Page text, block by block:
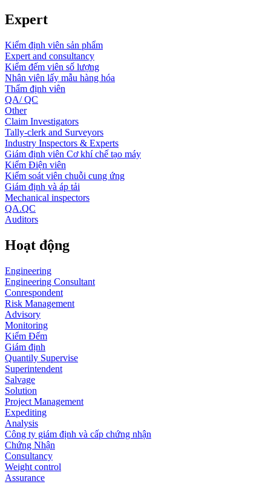
Expert
Kiểm định viên sản phẩm
Expert and consultancy
Kiểm đếm viên số lượng
Nhân viên lấy mẫu hàng hóa
Thẩm định viên
QA/ QC
Other
Claim Investigators
Tally-clerk and Surveyors
Industry Inspectors & Experts
Giám định viên Cơ khí chế tạo máy
Kiểm Điện viên
Kiểm soát viên chuỗi cung ứng
Giám định và áp tải
Mechanical inspectors
QA.QC
Auditors
Hoạt động
Engineering
Engineering Consultant
Conrespondent
Risk Management
Advisory
Monitoring
Kiểm Đếm
Giám định
Quantily Supervise
Superintendent
Salvage
Solution
Project Management
Expediting
Analysis
Công ty giám định và cấp chứng nhận
Chứng Nhận
Consultancy
Weight control
Assurance